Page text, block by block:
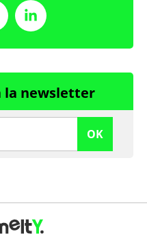
la newsletter
OK